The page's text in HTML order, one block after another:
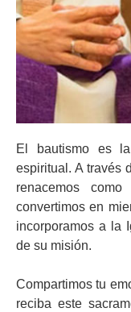
El bautismo es
espiritual. A través
renacemos
convertimos en
incorporamos a la
de su misión.
Compartimos tu
reciba este